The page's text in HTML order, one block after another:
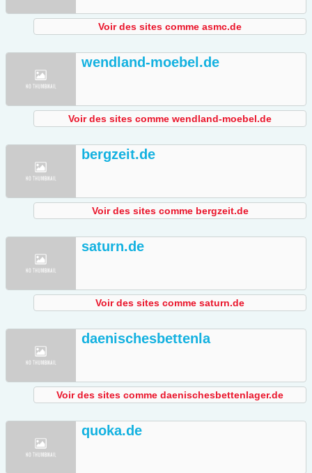
Voir des sites comme asmc.de
wendland-moebel.de
Voir des sites comme wendland-moebel.de
bergzeit.de
Voir des sites comme bergzeit.de
saturn.de
Voir des sites comme saturn.de
daenischesbettenla
Voir des sites comme daenischesbettenlager.de
quoka.de